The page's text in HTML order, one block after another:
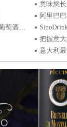
意味悠
Gambero Rosso大红虾在北京推广意大利美食与葡萄酒学院
把握意
意大利